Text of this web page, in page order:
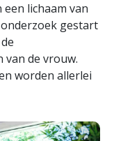
lichaam van
gestart
de vrouw.
worden allerlei